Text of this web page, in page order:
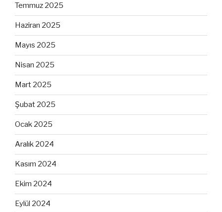
Temmuz 2025
Haziran 2025
Mayıs 2025
Nisan 2025
Mart 2025
Şubat 2025
Ocak 2025
Aralık 2024
Kasım 2024
Ekim 2024
Eylül 2024